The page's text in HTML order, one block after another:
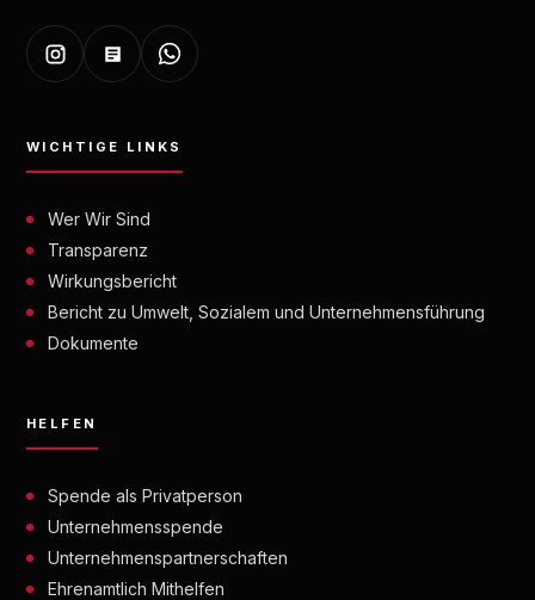
WICHTIGE LINKS
Wer Wir Sind
Transparenz
Wirkungsbericht
Bericht zu Umwelt, Sozialem und Unternehmensführung
Dokumente
HELFEN
Spende als Privatperson
Unternehmensspende
Unternehmenspartnerschaften
Ehrenamtlich Mithelfen